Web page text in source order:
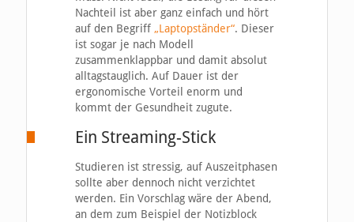
Nachteil ist aber ganz einfach und hört
auf den Begriff „Laptopständer“. Dieser
ist sogar je nach Modell
zusammenklappbar und damit absolut
alltagstauglich. Auf Dauer ist der
ergonomische Vorteil enorm und
kommt der Gesundheit zugute.
Ein Streaming-Stick
Studieren ist stressig, auf Auszeitphasen
sollte aber dennoch nicht verzichtet
werden. Ein Vorschlag wäre der Abend,
an dem zum Beispiel der Notizblock